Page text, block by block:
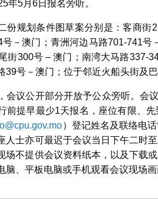
年5月6日报名旁听。
份规划条件图草案分别是：客商
号－澳门；青洲河边马路701-741
街300号 ‒ 澳门；南湾大马路337-
39号－澳门；位于邻近火船头街及
会议公开部分开放予公众旁听。会
前提早最少1天报名，座位有限、
）登记姓名及联络电
人士亦可最迟于会议当日下午二时
场不提供会议资料纸本，以及下载
脑、平板电脑或手机观看会议现场